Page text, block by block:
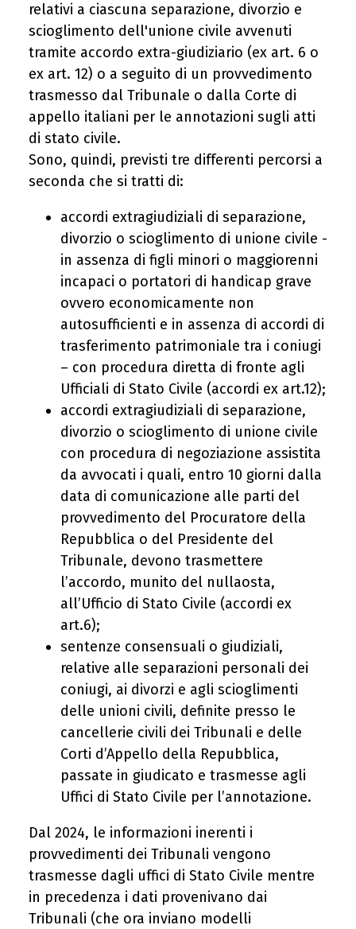
relativi a ciascuna separazione, divorzio e
scioglimento dell'unione civile avvenuti
tramite accordo extra-giudiziario (ex art. 6 o
ex art. 12) o a seguito di un provvedimento
trasmesso dal Tribunale o dalla Corte di
appello italiani per le annotazioni sugli atti
di stato civile.
Sono, quindi, previsti tre differenti percorsi a
seconda che si tratti di:
accordi extragiudiziali di separazione,
divorzio o scioglimento di unione civile -
in assenza di figli minori o maggiorenni
incapaci o portatori di handicap grave
ovvero economicamente non
autosufficienti e in assenza di accordi di
trasferimento patrimoniale tra i coniugi
– con procedura diretta di fronte agli
Ufficiali di Stato Civile (accordi ex art.12);
accordi extragiudiziali di separazione,
divorzio o scioglimento di unione civile
con procedura di negoziazione assistita
da avvocati i quali, entro 10 giorni dalla
data di comunicazione alle parti del
provvedimento del Procuratore della
Repubblica o del Presidente del
Tribunale, devono trasmettere
l’accordo, munito del nullaosta,
all’Ufficio di Stato Civile (accordi ex
art.6);
sentenze consensuali o giudiziali,
relative alle separazioni personali dei
coniugi, ai divorzi e agli scioglimenti
delle unioni civili, definite presso le
cancellerie civili dei Tribunali e delle
Corti d’Appello della Repubblica,
passate in giudicato e trasmesse agli
Uffici di Stato Civile per l’annotazione.
Dal 2024, le informazioni inerenti i
provvedimenti dei Tribunali vengono
trasmesse dagli uffici di Stato Civile mentre
in precedenza i dati provenivano dai
Tribunali (che ora inviano modelli